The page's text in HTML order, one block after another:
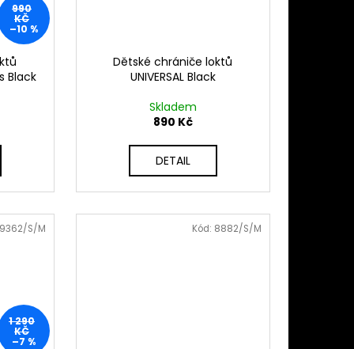
990
KČ
–10 %
Black
Dětské chrániče loktů
UNIVERSAL Black
Skladem
890 Kč
DETAIL
1 290
KČ
–7 %
S/M Kód: 8882/S/M